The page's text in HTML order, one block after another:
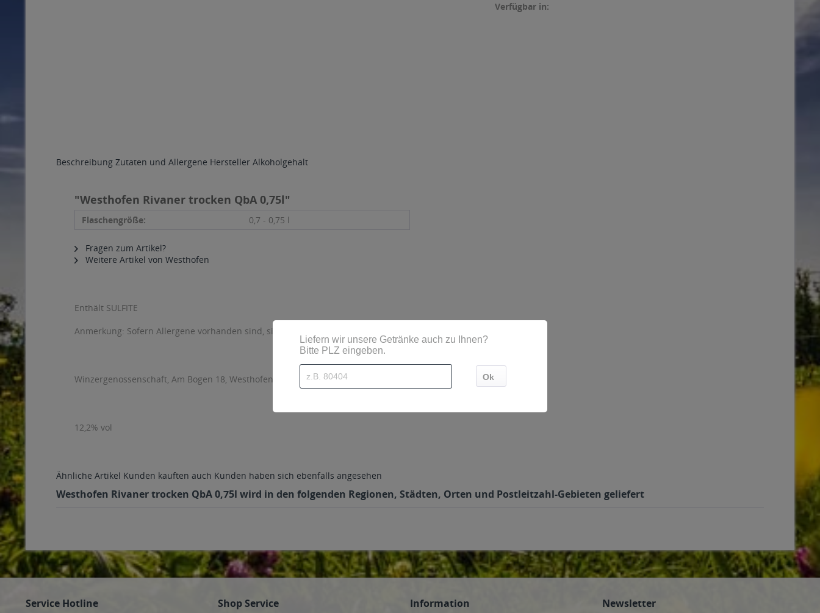
Verfügbar in:
Beschreibung Zutaten und Allergene Hersteller Alkoholgehalt
"Westhofen Rivaner trocken QbA 0,75l"
Flaschengröße: 0,7 - 0,75 l
Fragen zum Artikel?
Weitere Artikel von Westhofen
Enthält SULFITE
Anmerkung: Sofern Allergene vorhanden sind, sind diese mittels Großbuchstaben besonders hervorgehoben
Winzergenossenschaft, Am Bogen 18, Westhofen/Rheinhessen
12,2% vol
Ähnliche Artikel Kunden kauften auch Kunden haben sich ebenfalls angesehen
Westhofen Rivaner trocken QbA 0,75l wird in den folgenden Regionen, Städten, Orten und Postleitzahl-Gebieten geliefert
Service Hotline Shop Service Information Newsletter